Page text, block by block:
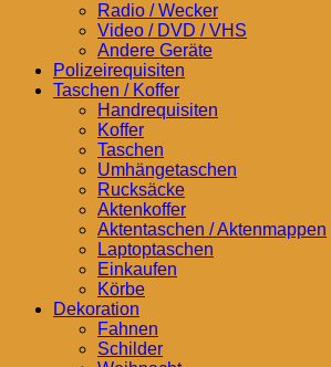
Radio / Wecker
Video / DVD / VHS
Andere Geräte
Polizeirequisiten
Taschen / Koffer
Handrequisiten
Koffer
Taschen
Umhängetaschen
Rucksäcke
Aktenkoffer
Aktentaschen / Aktenmappen
Laptoptaschen
Einkaufen
Körbe
Dekoration
Fahnen
Schilder